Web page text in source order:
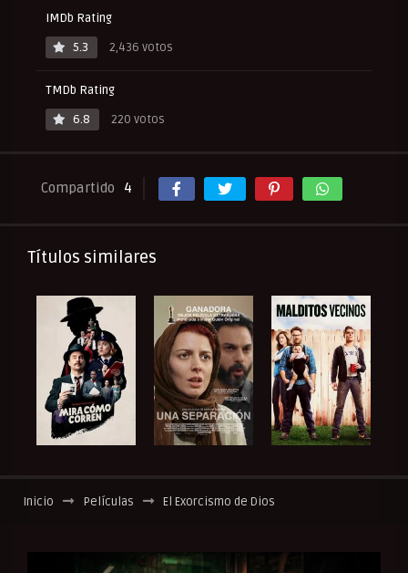
IMDb Rating
5.3
2,436 votos
TMDb Rating
6.8
220 votos
Compartido 4
Títulos similares
Inicio Películas El Exorcismo de Dios